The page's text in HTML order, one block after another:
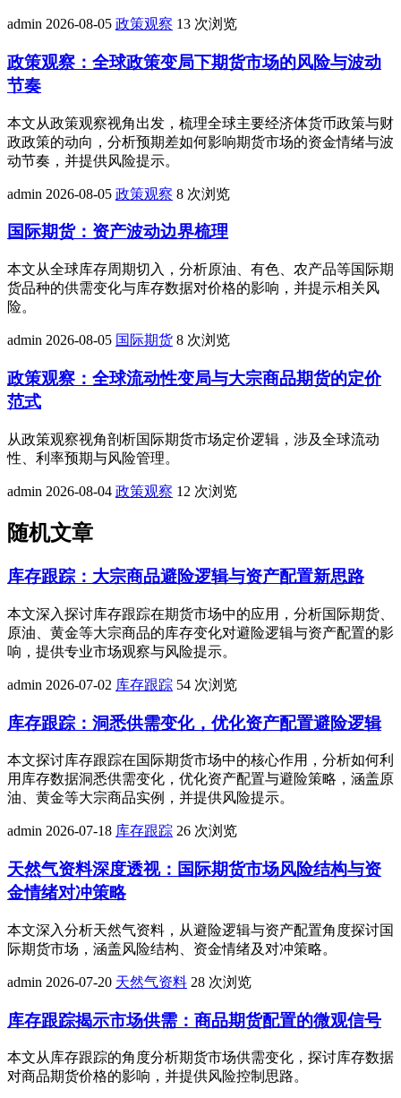
admin 2026-08-05 政策观察 13 次浏览
政策观察：全球政策变局下期货市场的风险与波动
节奏
本文从政策观察视角出发，梳理全球主要经济体货币政策与财
政政策的动向，分析预期差如何影响期货市场的资金情绪与波
动节奏，并提供风险提示。
admin 2026-08-05 政策观察 8 次浏览
国际期货：资产波动边界梳理
本文从全球库存周期切入，分析原油、有色、农产品等国际期
货品种的供需变化与库存数据对价格的影响，并提示相关风
险。
admin 2026-08-05 国际期货 8 次浏览
政策观察：全球流动性变局与大宗商品期货的定价
范式
从政策观察视角剖析国际期货市场定价逻辑，涉及全球流动
性、利率预期与风险管理。
admin 2026-08-04 政策观察 12 次浏览
随机文章
库存跟踪：大宗商品避险逻辑与资产配置新思路
本文深入探讨库存跟踪在期货市场中的应用，分析国际期货、
原油、黄金等大宗商品的库存变化对避险逻辑与资产配置的影
响，提供专业市场观察与风险提示。
admin 2026-07-02 库存跟踪 54 次浏览
库存跟踪：洞悉供需变化，优化资产配置避险逻辑
本文探讨库存跟踪在国际期货市场中的核心作用，分析如何利
用库存数据洞悉供需变化，优化资产配置与避险策略，涵盖原
油、黄金等大宗商品实例，并提供风险提示。
admin 2026-07-18 库存跟踪 26 次浏览
天然气资料深度透视：国际期货市场风险结构与资
金情绪对冲策略
本文深入分析天然气资料，从避险逻辑与资产配置角度探讨国
际期货市场，涵盖风险结构、资金情绪及对冲策略。
admin 2026-07-20 天然气资料 28 次浏览
库存跟踪揭示市场供需：商品期货配置的微观信号
本文从库存跟踪的角度分析期货市场供需变化，探讨库存数据
对商品期货价格的影响，并提供风险控制思路。